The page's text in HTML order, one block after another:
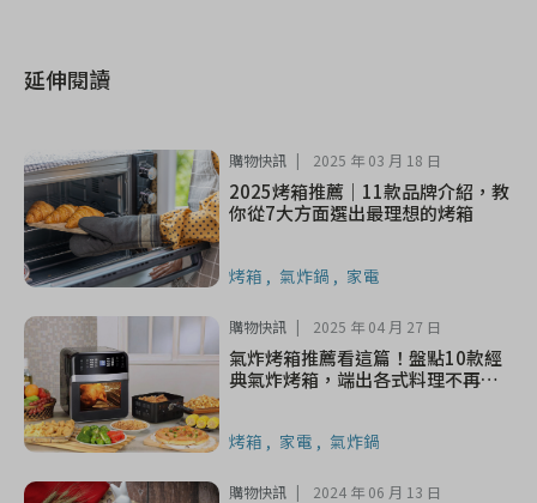
延伸閱讀
購物快訊 2025 年 03 月 18 日
2025烤箱推薦｜11款品牌介紹，教
你從7大方面選出最理想的烤箱
烤箱 氣炸鍋 家電
購物快訊 2025 年 04 月 27 日
氣炸烤箱推薦看這篇！盤點10款經
典氣炸烤箱，端出各式料理不再費
烤箱 家電 氣炸鍋
購物快訊 2024 年 06 月 13 日